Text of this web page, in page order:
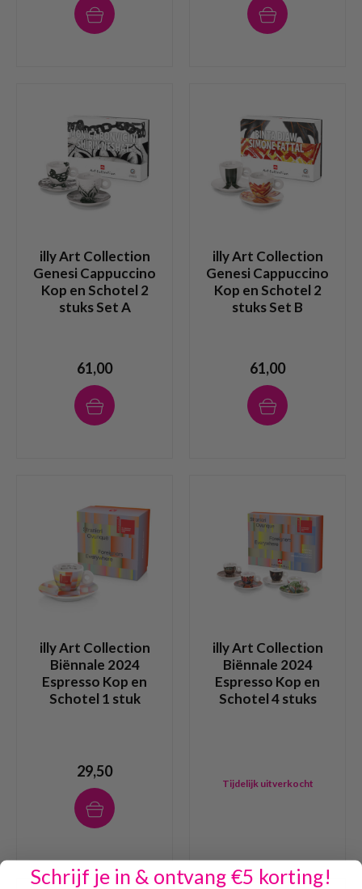
illy Art Collection
Genesi Cappuccino
Kop en Schotel 2
stuks Set A
61,00
illy Art Collection
Genesi Cappuccino
Kop en Schotel 2
stuks Set B
61,00
illy Art Collection
Biënnale 2024
Espresso Kop en
Schotel 1 stuk
29,50
illy Art Collection
Biënnale 2024
Espresso Kop en
Schotel 4 stuks
Tijdelijk uitverkocht
Schrijf je in & ontvang €5 korting!